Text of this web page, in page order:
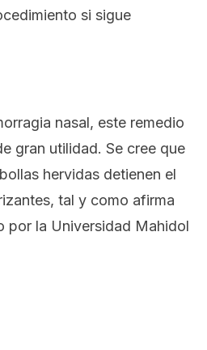
si sigue
nasal, este remedio
gran utilidad. Se cree que
hervidas detienen el
tal y como afirma
por la Universidad Mahidol